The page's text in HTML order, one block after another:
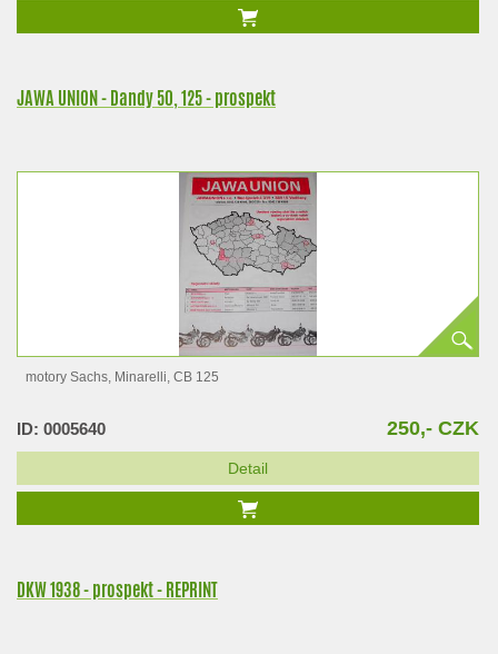
JAWA UNION - Dandy 50, 125 - prospekt
motory Sachs, Minarelli, CB 125
ID: 0005640 250,- CZK
Detail
DKW 1938 - prospekt - REPRINT